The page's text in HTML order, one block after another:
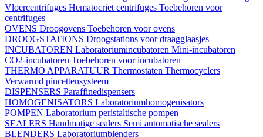
Vloercentrifuges Hematocriet centrifuges Toebehoren voor
centrifuges
OVENS Droogovens Toebehoren voor ovens
DROOGSTATIONS Droogstations voor draagglaasjes
INCUBATOREN Laboratoriumincubatoren Mini-incubatoren
CO2-incubatoren Toebehoren voor incubatoren
THERMO APPARATUUR Thermostaten Thermocyclers
Verwarmd pincettensysteem
DISPENSERS Paraffinedispensers
HOMOGENISATORS Laboratoriumhomogenisators
POMPEN Laboratorium peristaltische pompen
SEALERS Handmatige sealers Semi automatische sealers
BLENDERS Laboratoriumblenders